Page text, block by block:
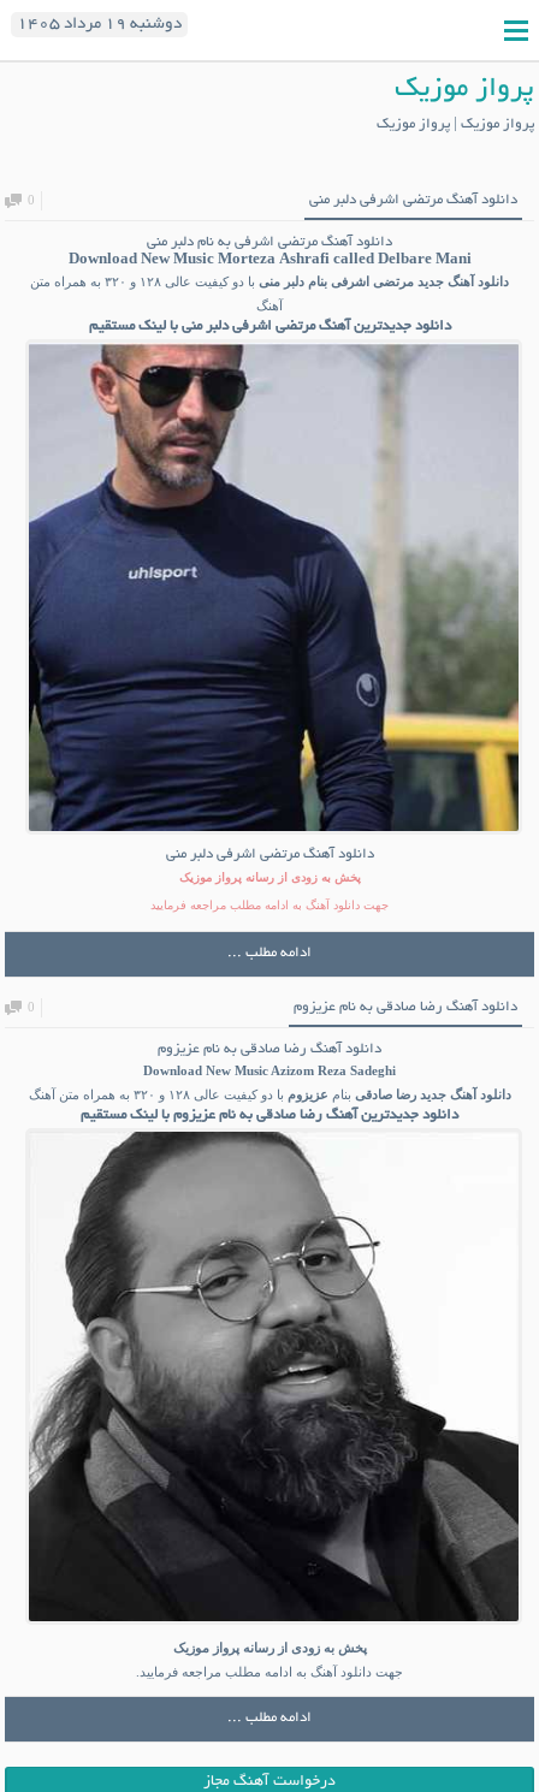
دوشنبه ۱۹ مرداد ۱۴۰۵
پرواز موزیک
پرواز موزیک | پرواز موزیک
دانلود آهنگ مرتضی اشرفی دلبر منی 0
دانلود آهنگ مرتضی اشرفی به نام دلبر منی
Download New Music Morteza Ashraficalled Delbare Mani
دانلود آهنگ جدید مرتضی اشرفی بنام دلبر منی
با دو کیفیت عالی ۱۲۸ و ۳۲۰ به همراه متن
آهنگ
دانلود جدیدترین آهنگ مرتضی اشرفی دلبر منی با لینک مستقیم
دانلود آهنگ مرتضی اشرفی دلبر منی
پخش به زودی از رسانه پرواز موزیک
جهت دانلود آهنگ به ادامه مطلب مراجعه فرمایید
ادامه مطلب ...
دانلود آهنگ رضا صادقی به نام عزیزوم 0
دانلود آهنگ رضا صادقی به نام عزیزوم
Download New MusicAzizom Reza Sadeghi
دانلود آهنگ جدید رضا صادقی بنام عزیزوم با دو کیفیت عالی ۱۲۸ و ۳۲۰ به همراه متن آهنگ
دانلود جدیدترین آهنگ رضا صادقی به نام عزیزوم با لینک مستقیم
پخش به زودی از رسانه پرواز موزیک
جهت دانلود آهنگ به ادامه مطلب مراجعه فرمایید.
ادامه مطلب ...
درخواست آهنگ مجاز